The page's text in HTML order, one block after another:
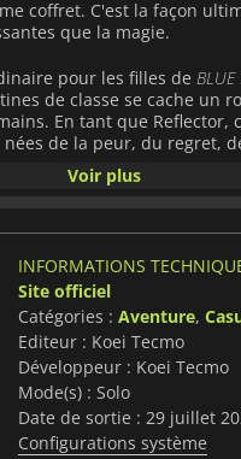
coffret. C'est la façon
que la magie.
pour les filles de BLUE
de classe se cache un
En tant que Reflector,
de la peur, du regret,
les fardeaux émotionnels
personnages, de
progressivement
d'anciennes sorties,
grâce à des
visuels améliorés, des
simplifiées et de
jeu plus agréable que
remastérisée de
RAY, offrant aux
Voir plus
INFORMATIONS
Site officiel
Catégories : Aventure,
Editeur : Koei Tecmo
Développeur : Koei Tecmo
Mode(s) : Solo
Date de sortie : 29 juillet
Configurations système